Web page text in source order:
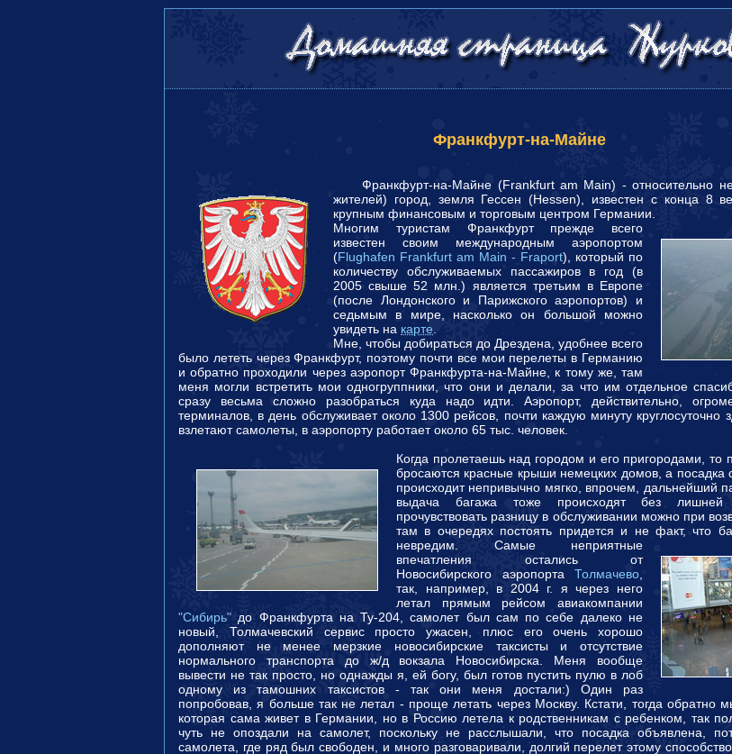
Франкфурт-на-Майне
Франкфурт-на-Майне (Frankfurt am Main) - относительно
жителей) город, земля Гессен (Hessen), известен с конца 8
крупным финансовым и торговым центром Германии.
Многим туристам Франкфурт прежде всего
известен своим международным аэропортом
(Flughafen Frankfurt am Main - Fraport), который по
количеству обслуживаемых пассажиров в год (в
2005 свыше 52 млн.) является третьим в Европе
(после Лондонского и Парижского аэропортов) и
седьмым в мире, насколько он большой можно
увидеть на карте
Мне, чтобы добираться до Дрездена, удобнее всего
было лететь через Франкфурт, поэтому почти все мои перелеты в Германию
и обратно проходили через аэропорт Франкфурта-на-Майне, к тому же, там
меня могли встретить мои одногруппники, что они и делали, за что им отдельное
сразу весьма сложно разобраться куда надо идти. Аэропорт, действительно,
терминалов, в день обслуживает около 1300 рейсов, почти каждую минуту круглосуточно
взлетают самолеты, в аэропорту работает около 65 тыс. человек.
Когда пролетаешь над городом и его пригородами, то
бросаются красные крыши немецких домов, а посадка
происходит непривычно мягко, впрочем, дальнейший
выдача багажа тоже происходят без лишней
прочувствовать разницу в обслуживании можно при
там в очередях постоять придется и не факт, что
невредим. Самые неприятные
впечатления остались от
Новосибирского аэропорта Толмачево
так, например, в 2004 г. я через него
летал прямым рейсом авиакомпании
"Сибирь" до Франкфурта на Ту-204, самолет был сам по себе далеко не
новый, Толмачевский сервис просто ужасен, плюс его очень хорошо
дополняют не менее мерзкие новосибирские таксисты и отсутствие
нормального транспорта до ж/д вокзала Новосибирска. Меня вообще
вывести не так просто, но однажды я, ей богу, был готов пустить пулю в лоб
одному из тамошних таксистов - так они меня достали:) Один раз
попробовав, я больше так не летал - проще летать через Москву. Кстати, тогда обратно
которая сама живет в Германии, но в Россию летела к родственникам с ребенком, так
чуть не опоздали на самолет, поскольку не расслышали, что посадка объявлена,
самолета, где ряд был свободен, и много разговаривали, долгий перелет этому